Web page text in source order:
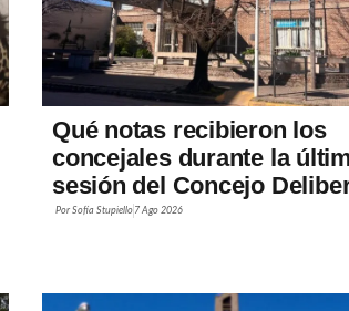
Qué notas recibieron los
concejales durante la
sesión del Concejo
Por Sofía Stupiello 7 Ago 2026